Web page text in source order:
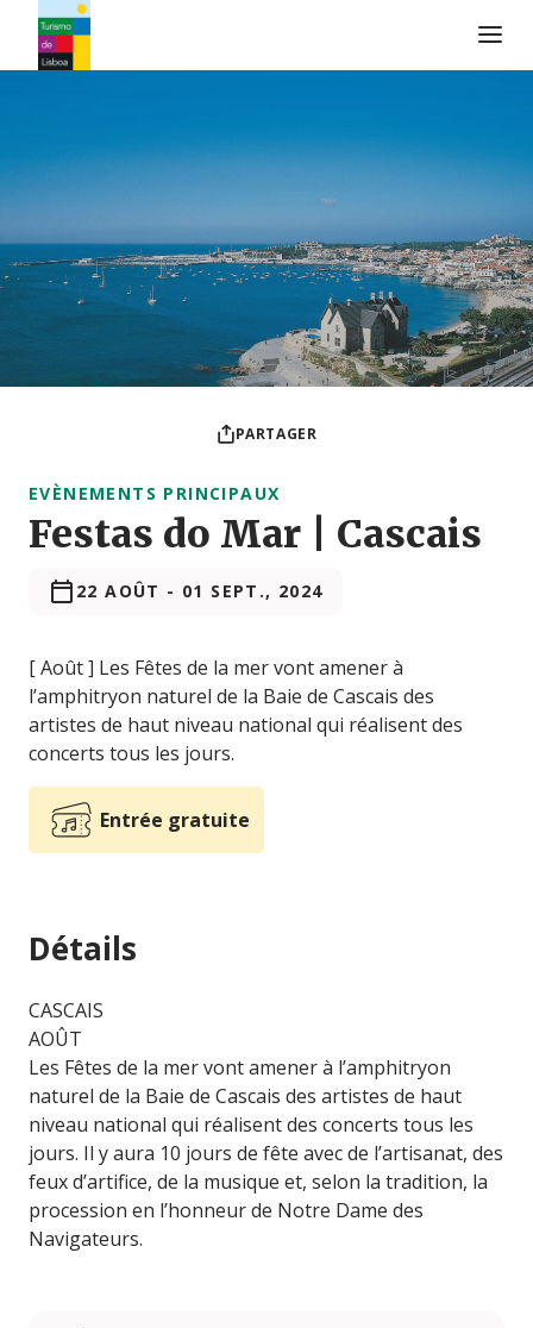
PARTAGER
EVÈNEMENTS PRINCIPAUX
Festas do Mar | Cascais
22 AOÛT - 01 SEPT., 2024
[ Août ] Les Fêtes de la mer vont amener à
l’amphitryon naturel de la Baie de Cascais des
artistes de haut niveau national qui réalisent des
concerts tous les jours.
Entrée gratuite
Détails
CASCAIS
AOÛT
Les Fêtes de la mer vont amener à l’amphitryon
naturel de la Baie de Cascais des artistes de haut
niveau national qui réalisent des concerts tous les
jours. Il y aura 10 jours de fête avec de l’artisanat, des
feux d’artifice, de la musique et, selon la tradition, la
procession en l’honneur de Notre Dame des
Navigateurs.